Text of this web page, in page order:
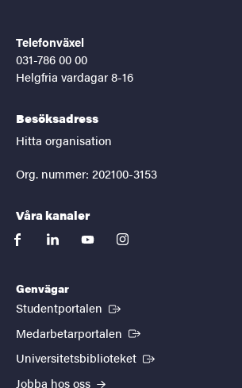
Telefonväxel
031-786 00 00
Helgfria vardagar 8-16
Besöksadress
Hitta organisation
Org. nummer: 202100-3153
Våra kanaler
facebooklinkedinyoutubeinstagram
Genvägar
Studentportalen (Extern länk)
Medarbetarportalen (Extern länk)
Universitetsbiblioteket (Extern länk)
Jobba hos oss